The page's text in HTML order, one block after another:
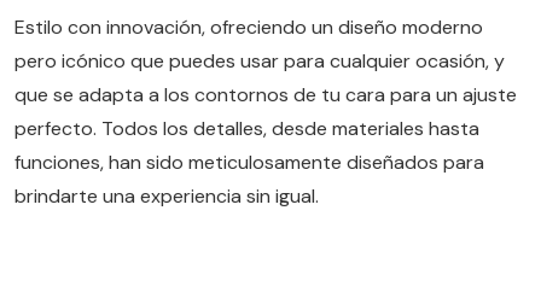
Estilo con innovación, ofreciendo un diseño moderno
pero icónico que puedes usar para cualquier ocasión, y
que se adapta a los contornos de tu cara para un ajuste
perfecto. Todos los detalles, desde materiales hasta
funciones, han sido meticulosamente diseñados para
brindarte una experiencia sin igual.